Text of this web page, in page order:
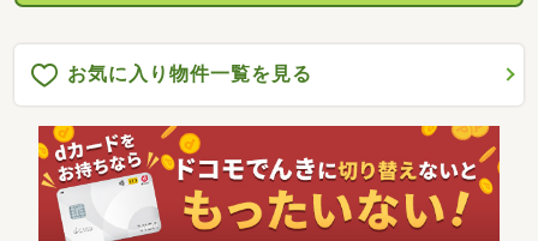
お気に入り物件一覧を見る